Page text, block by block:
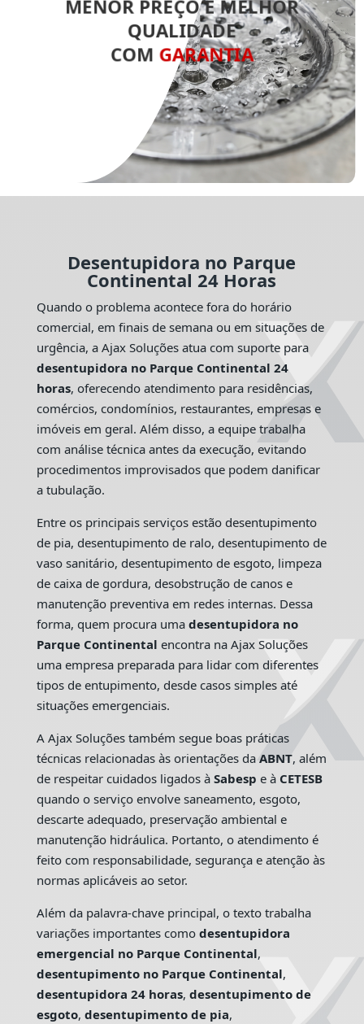
MENOR PREÇO E MELHOR
QUALIDADE
COM GARANTIA
Desentupidora no Parque
Continental 24 Horas
Quando o problema acontece fora do horário
comercial, em finais de semana ou em situações de
urgência, a Ajax Soluções atua com suporte para
desentupidora no Parque Continental 24
horas, oferecendo atendimento para residências,
comércios, condomínios, restaurantes, empresas e
imóveis em geral. Além disso, a equipe trabalha
com análise técnica antes da execução, evitando
procedimentos improvisados que podem danificar
a tubulação.
Entre os principais serviços estão desentupimento
de pia, desentupimento de ralo, desentupimento de
vaso sanitário, desentupimento de esgoto, limpeza
de caixa de gordura, desobstrução de canos e
manutenção preventiva em redes internas. Dessa
forma, quem procura uma desentupidora no
Parque Continental encontra na Ajax Soluções
uma empresa preparada para lidar com diferentes
tipos de entupimento, desde casos simples até
situações emergenciais.
A Ajax Soluções também segue boas práticas
técnicas relacionadas às orientações da ABNT, além
de respeitar cuidados ligados à Sabesp e à CETESB
quando o serviço envolve saneamento, esgoto,
descarte adequado, preservação ambiental e
manutenção hidráulica. Portanto, o atendimento é
feito com responsabilidade, segurança e atenção às
normas aplicáveis ao setor.
Além da palavra-chave principal, o texto trabalha
variações importantes como desentupidora
emergencial no Parque Continental,
desentupimento no Parque Continental,
desentupidora 24 horas, desentupimento de
esgoto, desentupimento de pia,